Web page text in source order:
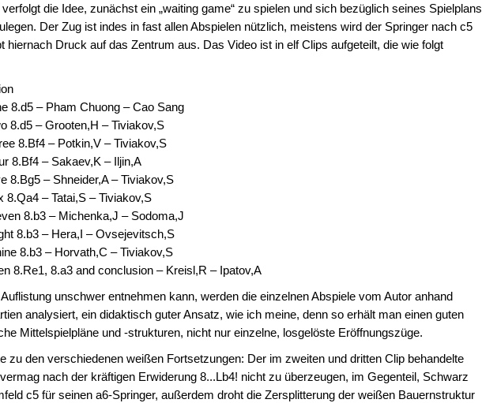
die Idee, zunächst ein „waiting game“ zu spielen und sich bezüglich seines Spielplans
Der Zug ist indes in fast allen Abspielen nützlich, meistens wird der Springer nach c5
hiernach Druck auf das Zentrum aus. Das Video ist in elf Clips aufgeteilt, die wie folgt
8.d5 – Pham Chuong – Cao Sang
8.d5 – Grooten,H – Tiviakov,S
8.Bf4 – Potkin,V – Tiviakov,S
8.Bf4 – Sakaev,K – Iljin,A
8.Bg5 – Shneider,A – Tiviakov,S
8.Qa4 – Tatai,S – Tiviakov,S
8.b3 – Michenka,J – Sodoma,J
8.b3 – Hera,I – Ovsejevitsch,S
8.b3 – Horvath,C – Tiviakov,S
8.Re1, 8.a3 and conclusion – Kreisl,R – Ipatov,A
unschwer entnehmen kann, werden die einzelnen Abspiele vom Autor anhand
analysiert, ein didaktisch guter Ansatz, wie ich meine, denn so erhält man einen guten
Mittelspielpläne und -strukturen, nicht nur einzelne, losgelöste Eröffnungszüge.
zu den verschiedenen weißen Fortsetzungen: Der im zweiten und dritten Clip behandelte
nach der kräftigen Erwiderung 8...Lb4! nicht zu überzeugen, im Gegenteil, Schwarz
c5 für seinen a6-Springer, außerdem droht die Zersplitterung der weißen Bauernstruktur